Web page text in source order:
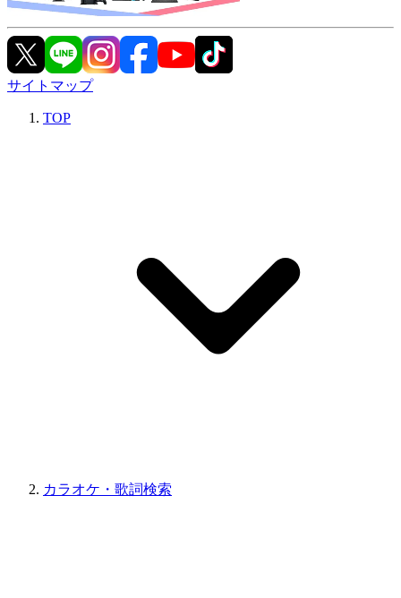
サイトマップ
TOP
カラオケ・歌詞検索